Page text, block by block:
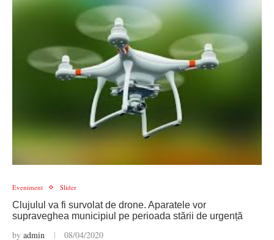
Eveniment Slider
Clujulul va fi survolat de drone. Aparatele vor
supraveghea municipiul pe perioada stării de urgență
by admin 08/04/2020